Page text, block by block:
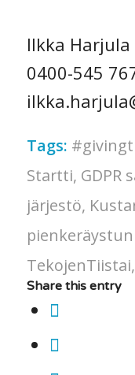
Ilkka Harjula
0400-545
Tags:
Startti, GDPR
järjestö,
TekojenTiistai,
Share this entry